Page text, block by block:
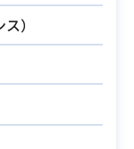
）